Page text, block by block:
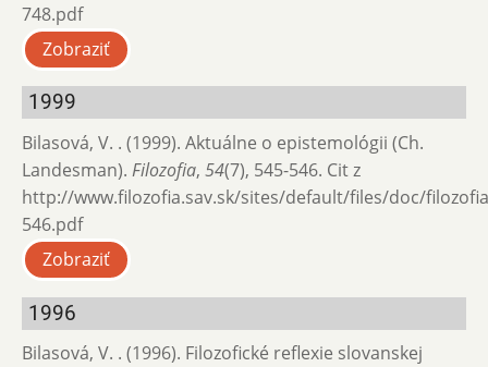
748.pdf
Zobraziť
1999
Bilasová, V. . (1999). Aktuálne o epistemológii (Ch.
Landesman). Filozofia, 54(7), 545-546. Cit z
http://www.filozofia.sav.sk/sites/default/files/doc/
546.pdf
Zobraziť
1996
Bilasová, V. . (1996). Filozofické reflexie slovanskej